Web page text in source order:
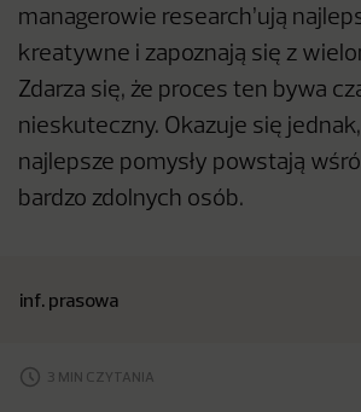
managerowie research’ują
kreatywne i zapoznają się z
Zdarza się, że proces ten bywa
nieskuteczny. Okazuje się
najlepsze pomysły powstają
bardzo zdolnych osób.
inf. prasowa
3 MIN CZYTANIA